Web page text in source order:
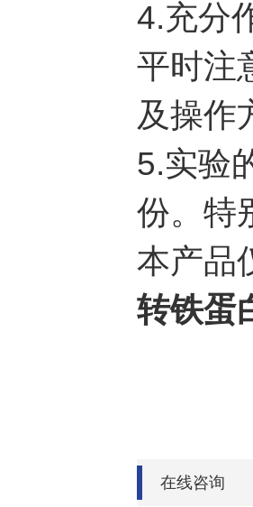
4.充分
平时注
及操作
5.实验
份。特
本产品
转铁蛋
在线咨询